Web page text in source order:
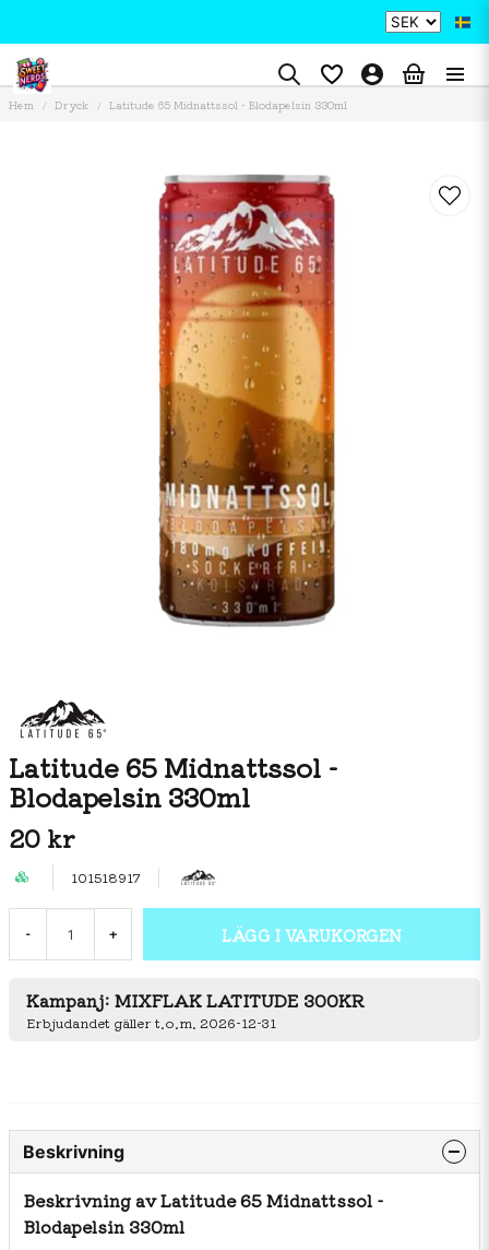
Hem Dryck Latitude 65 Midnattssol - Blodapelsin 330ml
Latitude 65 Midnattssol -
Blodapelsin 330ml
20 kr
101518917
- + LÄGG I VARUKORGEN
Kampanj: MIXFLAK LATITUDE 300KR
Erbjudandet gäller t.o.m. 2026-12-31
Beskrivning
Beskrivning av Latitude 65 Midnattssol -
Blodapelsin 330ml